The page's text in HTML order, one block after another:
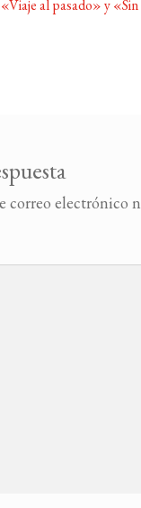
al pasado» y
correo electrónico